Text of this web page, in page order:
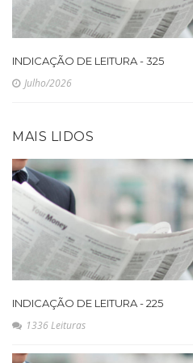
INDICAÇÃO DE LEITURA - 325
Julho/2026
MAIS LIDOS
INDICAÇÃO DE LEITURA - 225
1336 Leituras